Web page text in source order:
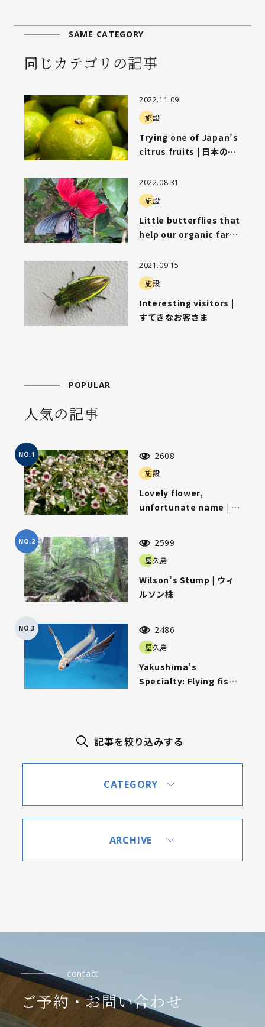
記事を絞り込みする
CATEGORY
ARCHIVE
SAME CATEGORY
同じカテゴリの記事
2022.11.09
施設
Trying one of Japan’s
citrus fruits | 日本の柑
2022.08.31
施設
Little butterflies that
help our organic farm
な蝶
2021.09.15
施設
Interesting visitors |
すてきなお客さま
POPULAR
人気の記事
NO.1
施設
Lovely flower,
unfortunate name | 可
2608
NO.2
屋久島
Wilson’s Stump | ウィ
ルソン株
2599
NO.3
屋久島
Yakushima’s
Specialty: Flying fish |
2486
contact
ご予約・お問い合わせ